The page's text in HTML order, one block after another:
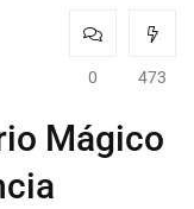
0 473
Mágico